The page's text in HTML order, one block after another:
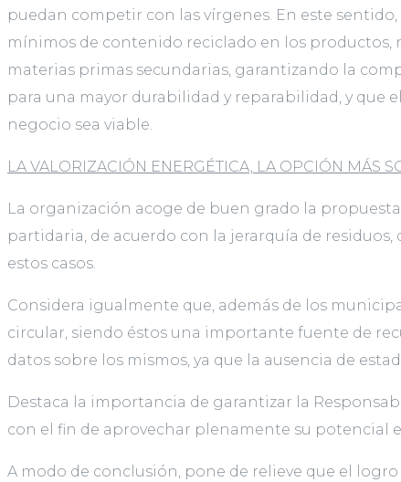
puedan competir con las vírgenes. En este
mínimos de contenido reciclado en los productos,
materias primas secundarias, garantizando la
para una mayor durabilidad y reparabilidad, y que
negocio sea viable.
LA VALORIZACIÓN ENERGÉTICA, LA OPCIÓN MÁS
La organización acoge de buen grado la
partidaria, de acuerdo con la jerarquía de
estos casos.
Considera igualmente que, además de los
circular, siendo éstos una importante fuente de
datos sobre los mismos, ya que la ausencia de
Destaca la importancia de garantizar la
con el fin de aprovechar plenamente su potencial
A modo de conclusión, pone de relieve que el